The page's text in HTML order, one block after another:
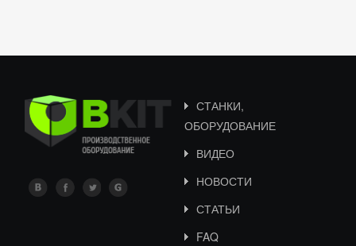
СТАНКИ,
ОБОРУДОВАНИЕ
ВИДЕО
НОВОСТИ
СТАТЬИ
FAQ